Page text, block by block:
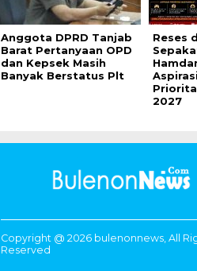
Anggota DPRD Tanjab
Barat Pertanyaan OPD
dan Kepsek Masih
Banyak Berstatus Plt
Reses
2027
Copyright @ 2026 bulenonnews, All
Reserved